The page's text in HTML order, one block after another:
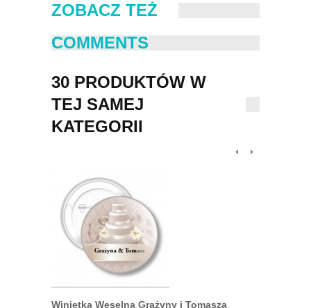
ZOBACZ TEŻ
COMMENTS
30 PRODUKTÓW W
TEJ SAMEJ
KATEGORII
Winietka Weselna Grażyny i Tomasza